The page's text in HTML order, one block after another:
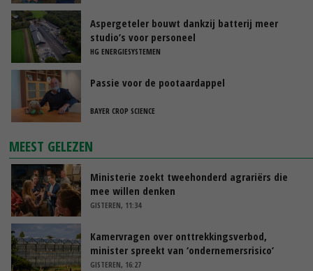
Aspergeteler bouwt dankzij batterij meer
studio’s voor personeel
HG ENERGIESYSTEMEN
Passie voor de pootaardappel
BAYER CROP SCIENCE
MEEST GELEZEN
Ministerie zoekt tweehonderd agrariërs die
mee willen denken
GISTEREN, 11:34
Kamervragen over onttrekkingsverbod,
minister spreekt van ‘ondernemersrisico’
GISTEREN, 16:27